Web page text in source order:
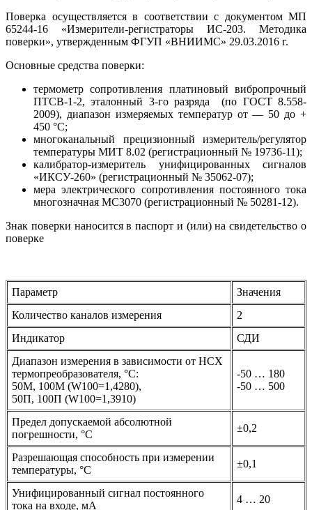
Поверка осуществляется в соответствии с документом МП
65244-16 «Измерители-регистраторы ИС-203. Методика
поверки», утвержденным ФГУП «ВНИИМС» 29.03.2016 г.
Основные средства поверки:
термометр сопротивления платиновый вибропрочный
ПТСВ-1-2, эталонный 3-го разряда (по ГОСТ 8.558-
2009), диапазон измеряемых температур от — 50 до +
450 °С;
многоканальный прецизионный измеритель/регулятор
температуры МИТ 8.02 (регистрационный № 19736-11);
калибратор-измеритель унифицированных сигналов
«ИКСУ-260» (регистрационный № 35062-07);
мера электрического сопротивления постоянного тока
многозначная МС3070 (регистрационный № 50281-12).
Знак поверки наносится в паспорт и (или) на свидетельство о
поверке
Параметр
Значения
Количество каналов измерения
2
Индикатор
СДИ
Диапазон измерения в зависимости от НСХ
термопреобразователя, °С:
50М, 100М (W100=1,4280),
50П, 100П (W100=1,3910)
-50 … 180
-50 … 500
Предел допускаемой абсолютной
погрешности, °С
±0,2
Разрешающая способность при измерении
температуры, °С
±0,1
Унифицированный сигнал постоянного
тока на входе, мА
4 … 20